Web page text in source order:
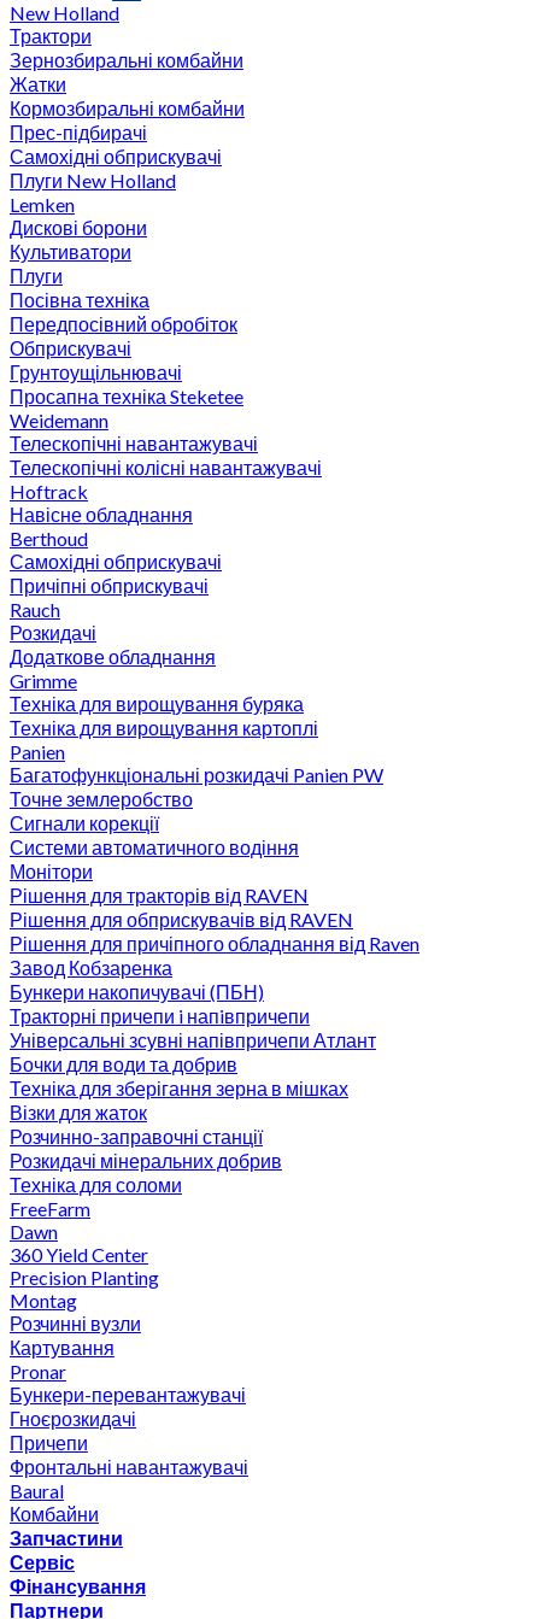
New Holland
Трактори
Зернозбиральні комбайни
Жатки
Кормозбиральні комбайни
Прес-підбирачі
Самохідні обприскувачі
Плуги New Holland
Lemken
Дискові борони
Культиватори
Плуги
Посівна техніка
Передпосівний обробіток
Обприскувачі
Грунтоущільнювачі
Просапна техніка Steketee
Weidemann
Телескопічні навантажувачі
Телескопічні колісні навантажувачі
Hoftrack
Навісне обладнання
Berthoud
Самохідні обприскувачі
Причіпні обприскувачі
Rauch
Розкидачі
Додаткове обладнання
Grimme
Техніка для вирощування буряка
Техніка для вирощування картоплі
Panien
Багатофункціональні розкидачі Panien PW
Точне землеробство
Сигнали корекції
Системи автоматичного водіння
Монітори
Рішення для тракторів від RAVEN
Рішення для обприскувачів від RAVEN
Рішення для причіпного обладнання від Raven
Завод Кобзаренка
Бункери накопичувачі (ПБН)
Тракторні причепи i напiвпричепи
Універсальні зсувні напівпричепи Атлант
Бочки для води та добрив
Техніка для зберігання зерна в мішках
Візки для жаток
Розчинно-заправочні станції
Розкидачі мінеральних добрив
Техніка для соломи
FreeFarm
Dawn
360 Yield Center
Precision Planting
Montag
Розчинні вузли
Картування
Pronar
Бункери-перевантажувачі
Гноєрозкидачі
Причепи
Фронтальні навантажувачі
Baural
Комбайни
Запчастини
Сервіс
Фінансування
Партнери